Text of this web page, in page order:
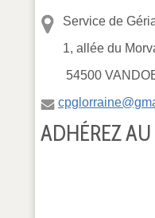
Service de
1, allée du
54500
ADHÉREZ